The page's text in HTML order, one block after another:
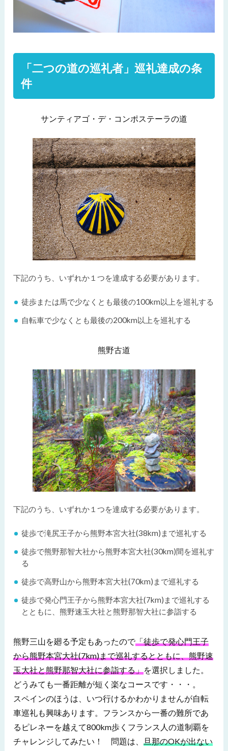
「二つの道の巡礼者」巡礼達成の条
件
サンティアゴ・デ・コンポステーラの道
下記のうち、いずれか１つを達成する必要があります。
徒歩または馬で少なくとも最後の100km以上を巡礼する
自転車で少なくとも最後の200km以上を巡礼する
熊野古道
下記のうち、いずれか１つを達成する必要があります。
徒歩で滝尻王子から熊野本宮大社(38km)まで巡礼する
徒歩で熊野那智大社から熊野本宮大社(30km)間を巡礼す
る
徒歩で高野山から熊野本宮大社(70km)まで巡礼する
徒歩で発心門王子から熊野本宮大社(7km)まで巡礼する
とともに、熊野速玉大社と熊野那智大社に参詣する
熊野三山を廻る予定もあったので「徒歩で発心門王子
から熊野本宮大社(7km)まで巡礼するとともに、熊野速
玉大社と熊野那智大社に参詣する」を選択しました。
どうみても一番距離が短く楽なコースです・・・。
スペインのほうは、いつ行けるかわかりませんが自転
車巡礼も興味あります。フランスから一番の難所であ
るピレネーを越えて800km歩くフランス人の道制覇を
チャレンジしてみたい！ 問題は、旦那のOKが出ない